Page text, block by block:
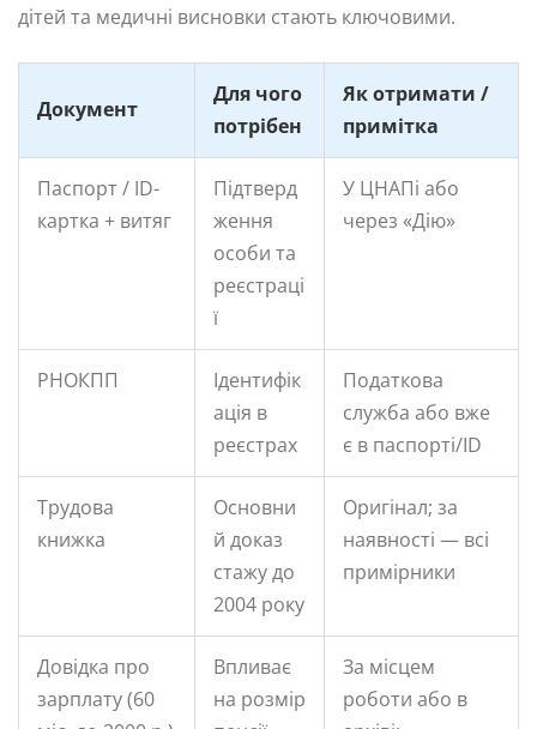
дітей та медичні висновки стають ключовими.
Документ
Для чого
потрібен
Як отримати /
примітка
Паспорт / ID-
картка + витяг
Підтверд
ження
особи та
реєстраці
ї
У ЦНАПі або
через «Дію»
РНОКПП
Ідентифік
ація в
реєстрах
Податкова
служба або вже
є в паспорті/ID
Трудова
книжка
Основни
й доказ
стажу до
2004 року
Оригінал; за
наявності — всі
примірники
Довідка про
зарплату (60
Впливає
на розмір
За місцем
роботи або в